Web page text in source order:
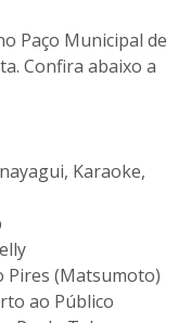
Paço Municipal de
Confira abaixo a
Karaoke,
Pires (Matsumoto)
ao Público